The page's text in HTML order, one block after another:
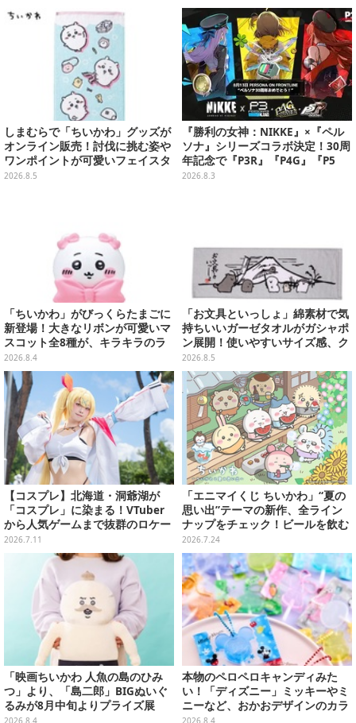
など多数
しまむらで「ちいかわ」グッズが
オンライン販売！討伐に挑む姿や
ワンポイントが可愛いフェイスタ
オル、バスマットなど全14種
2026.8.5
『勝利の女神：NIKKE』×『ペル
ソナ』シリーズコラボ決定！30周
年記念で『P3R』『P4G』『P5
R』の3作品参戦
2026.8.3
「ちいかわ」がびっくらたまごに
新登場！大きなリボンが可愛いマ
スコット全8種が、キラキラのラ
メ入り入浴剤から飛び出す
2026.8.4
「お文具といっしょ」綿素材で気
持ちいいガーゼタオルがガシャポ
ン展開！使いやすいサイズ感、ク
ールな和柄や可愛らしいお寿司な
ど全4種
2026.8.5
【コスプレ】北海道・洞爺湖が
「コスプレ」に染まる！VTuber
から人気ゲームまで抜群のロケー
ションも必見な美女レイヤー10選
【写真45枚】
2026.7.11
「エニマイくじ ちいかわ」“夏の
思い出”テーマの新作、全ライン
ナップをチェック！ビールを飲む
「くりまんじゅう」ぬいぐるみな
ど
2026.7.24
「映画ちいかわ 人魚の島のひみ
つ」より、「島二郎」BIGぬいぐ
るみが8月中旬よりプライズ展
開！“味自慢”のエプロンはポケッ
本物のペロペロキャンディみた
い！「ディズニー」ミッキーやミ
ニーなど、おかおデザインのカラ
フルチャーム全10種が8月31日発